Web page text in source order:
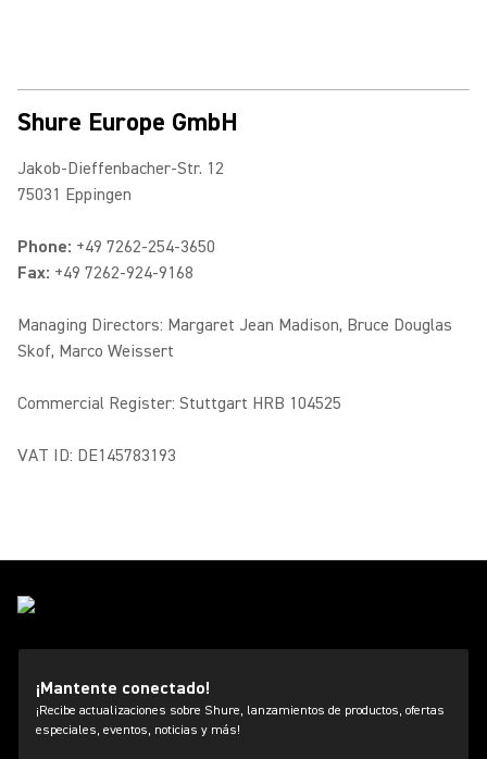
Shure Europe GmbH
Jakob-Dieffenbacher-Str. 12
75031 Eppingen
Phone: +49 7262-254-3650
Fax: +49 7262-924-9168
Managing Directors: Margaret Jean Madison, Bruce Douglas
Skof, Marco Weissert
Commercial Register: Stuttgart HRB 104525
VAT ID: DE145783193
¡Mantente conectado!
¡Recibe actualizaciones sobre Shure, lanzamientos de productos, ofertas
especiales, eventos, noticias y más!